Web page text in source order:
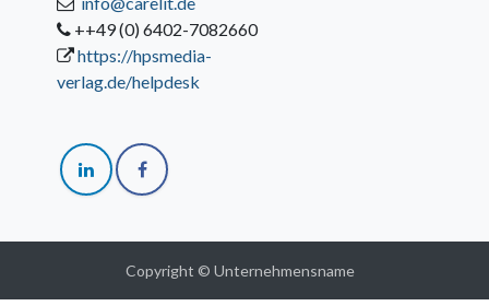
++49 (0) 6402-7082660
https://hpsmedia-
verlag.de/helpdesk
Copyright © Unternehmensname